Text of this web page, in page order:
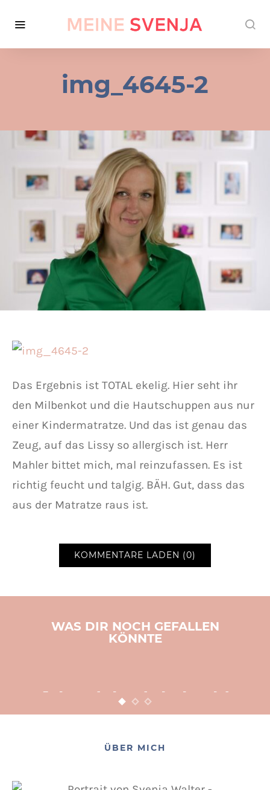
img_4645-2
Das Ergebnis ist TOTAL ekelig. Hier seht ihr
den Milbenkot und die Hautschuppen aus nur
einer Kindermatratze. Und das ist genau das
Zeug, auf das Lissy so allergisch ist. Herr
Mahler bittet mich, mal reinzufassen. Es ist
richtig feucht und talgig. BÄH. Gut, dass das
aus der Matratze raus ist.
KOMMENTARE LADEN (0)
WAS DIR NOCH GEFALLEN
KÖNNTE
Adventsbasteln leicht
gemacht
POSTED ON
ÜBER MICH